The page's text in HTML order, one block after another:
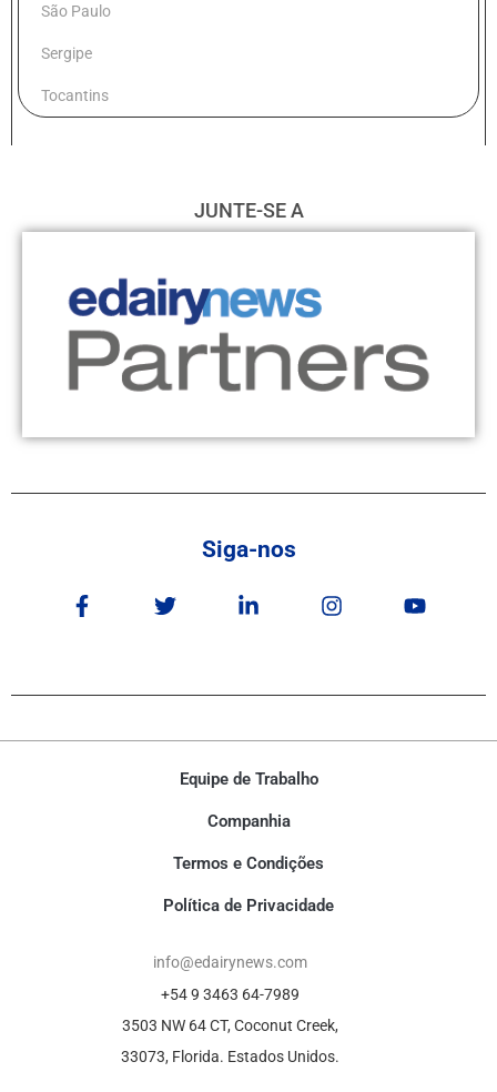
São Paulo
Sergipe
Tocantins
JUNTE-SE A
Siga-nos
Equipe de Trabalho
Companhia
Termos e Condições
Política de Privacidade
info@edairynews.com
+54 9 3463 64-7989
3503 NW 64 CT, Coconut Creek,
33073, Florida. Estados Unidos.